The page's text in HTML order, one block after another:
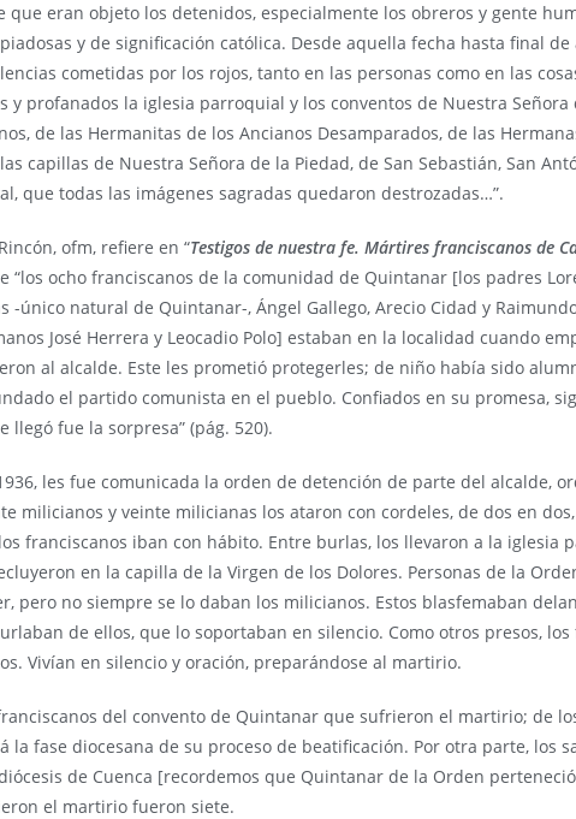
que eran objeto los detenidos, especialmente los obreros y gente
y de significación católica. Desde aquella fecha hasta final
cometidas por los rojos, tanto en las personas como en las
y profanados la iglesia parroquial y los conventos de Nuestra Señora
de las Hermanitas de los Ancianos Desamparados, de las
capillas de Nuestra Señora de la Piedad, de San Sebastián, San
que todas las imágenes sagradas quedaron destrozadas…”.
ofm, refiere en “Testigos de nuestra fe. Mártires franciscanos de
“los ocho franciscanos de la comunidad de Quintanar [los padres
-único natural de Quintanar-, Ángel Gallego, Arecio Cidad y
José Herrera y Leocadio Polo] estaban en la localidad cuando
al alcalde. Este les prometió protegerles; de niño había sido
el partido comunista en el pueblo. Confiados en su promesa,
llegó fue la sorpresa” (pág. 520).
les fue comunicada la orden de detención de parte del alcalde,
milicianos y veinte milicianas los ataron con cordeles, de dos en
franciscanos iban con hábito. Entre burlas, los llevaron a la iglesia
en la capilla de la Virgen de los Dolores. Personas de la
pero no siempre se lo daban los milicianos. Estos blasfemaban
de ellos, que lo soportaban en silencio. Como otros presos,
Vivían en silencio y oración, preparándose al martirio.
del convento de Quintanar que sufrieron el martirio; de
la fase diocesana de su proceso de beatificación. Por otra parte, los
de Cuenca [recordemos que Quintanar de la Orden
el martirio fueron siete.